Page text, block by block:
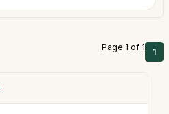
Page 1 of 1 1